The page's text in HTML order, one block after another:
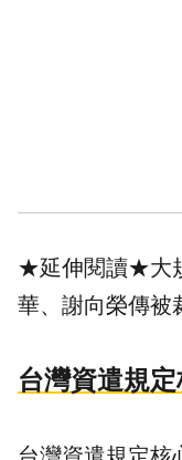
★延伸閱讀★大
華、謝向榮傳被
台灣資遣規